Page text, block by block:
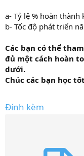
a- Tỷ lệ % hoàn thành
b- Tốc độ phát triển
Các bạn có thể
đủ một cách hoàn
dưới.
Chúc các bạn học tốt
Đính kèm